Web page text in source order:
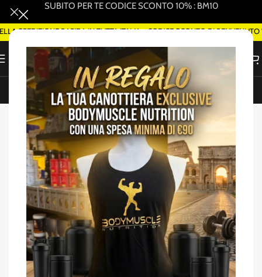
SUBITO PER TE CODICE SCONTO 10% : BM10
RAPIDA IN TUTTA ITALIA - CODICE SCONTO DI BENVENUTO
ORDINA SMART DELIVERY SU WHATSAPP (ROMA)
Home/ Pre-Post Workout
-21%
SOLD OUT